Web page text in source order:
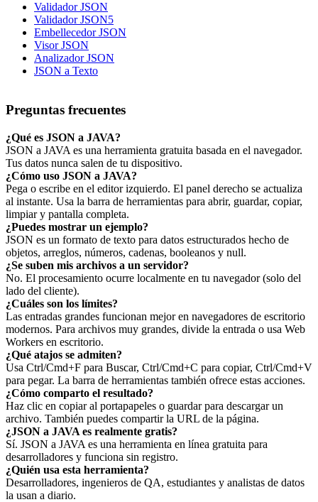
Validador JSON
Validador JSON5
Embellecedor JSON
Visor JSON
Analizador JSON
JSON a Texto
Preguntas frecuentes
¿Qué es JSON a JAVA?
JSON a JAVA es una herramienta gratuita basada en el navegador.
Tus datos nunca salen de tu dispositivo.
¿Cómo uso JSON a JAVA?
Pega o escribe en el editor izquierdo. El panel derecho se actualiza
al instante. Usa la barra de herramientas para abrir, guardar, copiar,
limpiar y pantalla completa.
¿Puedes mostrar un ejemplo?
JSON es un formato de texto para datos estructurados hecho de
objetos, arreglos, números, cadenas, booleanos y null.
¿Se suben mis archivos a un servidor?
No. El procesamiento ocurre localmente en tu navegador (solo del
lado del cliente).
¿Cuáles son los límites?
Las entradas grandes funcionan mejor en navegadores de escritorio
modernos. Para archivos muy grandes, divide la entrada o usa Web
Workers en escritorio.
¿Qué atajos se admiten?
Usa Ctrl/Cmd+F para Buscar, Ctrl/Cmd+C para copiar, Ctrl/Cmd+V
para pegar. La barra de herramientas también ofrece estas acciones.
¿Cómo comparto el resultado?
Haz clic en copiar al portapapeles o guardar para descargar un
archivo. También puedes compartir la URL de la página.
¿JSON a JAVA es realmente gratis?
Sí. JSON a JAVA es una herramienta en línea gratuita para
desarrolladores y funciona sin registro.
¿Quién usa esta herramienta?
Desarrolladores, ingenieros de QA, estudiantes y analistas de datos
la usan a diario.